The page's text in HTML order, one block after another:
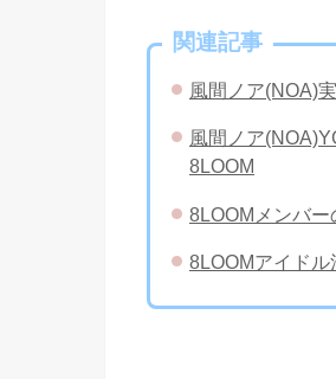
関連記事
風間ノア(NOA)
風間ノア
8LOOM
8LOOMメンバ
8LOOMアイド